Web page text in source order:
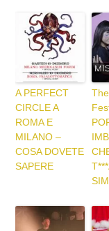
A PERFECT
CIRCLE A
ROMA E
MILANO –
COSA DOVETE
SAPERE